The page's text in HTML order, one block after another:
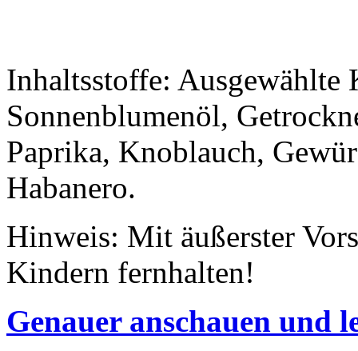
Inhaltsstoffe:
Sonnenblumenöl,
Paprika, Knoblauch,
Habanero.
Hinweis: Mit äußerster
Kindern fernhalten!
Genauer anschauen und